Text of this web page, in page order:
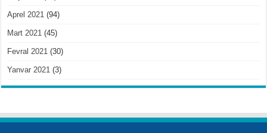
Aprel 2021 (94)
Mart 2021 (45)
Fevral 2021 (30)
Yanvar 2021 (3)